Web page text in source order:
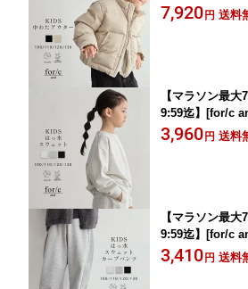
ゾン 丸みシルエ
着 防寒 ポケッ
7,920円 送料
【マラソン最
9:59迄】[for/c
ェット トップス
ー ボーイ ガー
3,960円 送料
【マラソン最
9:59迄】[for/c
ェット パンツ
ーブシルエット
3,410円 送料